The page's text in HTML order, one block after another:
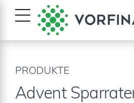
PRODUKTE
Advent